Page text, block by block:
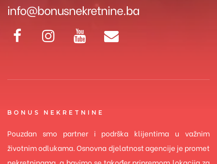
info@bonusnekretnine.ba
BONUS NEKRETNINE
Pouzdan smo partner i podrška klijentima u važnim
životnim odlukama. Osnovna djelatnost agencije je promet
nekretninama, a bavimo se također pripremom lokacija za